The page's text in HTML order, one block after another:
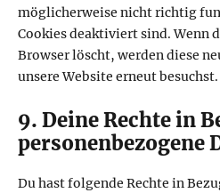
möglicherweise nicht richtig
Cookies deaktiviert sind. Wenn
Browser löscht, werden diese
unsere Website erneut besuchst.
9. Deine Rechte in
personenbezogene
Du hast folgende Rechte in